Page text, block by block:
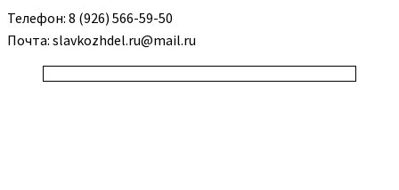
Телефон: 8 (926) 566-59-50
Почта: slavkozhdel.ru@mail.ru